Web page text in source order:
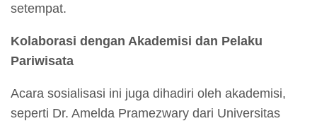
setempat.
Kolaborasi dengan Akademisi dan Pelaku
Pariwisata
Acara sosialisasi ini juga dihadiri oleh akademisi,
seperti Dr. Amelda Pramezwary dari Universitas